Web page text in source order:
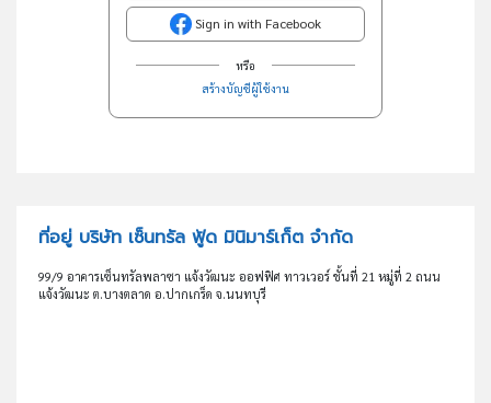
Sign in with Facebook
หรือ
สร้างบัญชีผู้ใช้งาน
ที่อยู่ บริษัท เซ็นทรัล ฟู้ด มินิมาร์เก็ต จำกัด
99/9 อาคารเซ็นทรัลพลาซา แจ้งวัฒนะ ออฟฟิศ ทาวเวอร์ ชั้นที่ 21 หมู่ที่ 2 ถนน
แจ้งวัฒนะ ต.บางตลาด อ.ปากเกร็ด จ.นนทบุรี